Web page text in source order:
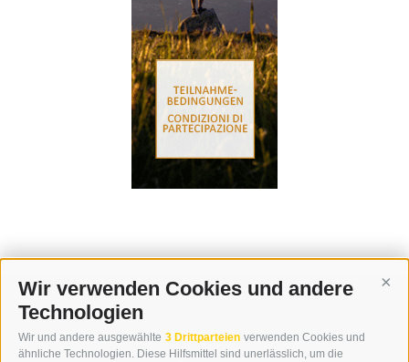
Wir verwenden Cookies und andere
Technologien
Wir und andere ausgewählte 3 Drittparteien verwenden Cookies und
ähnliche Technologien. Diese Hilfsmittel sind unerlässlich, um die
KONTAKT
WIPP-MEDIA GMBH